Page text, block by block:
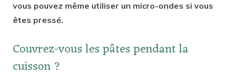
vous pouvez même utiliser un micro-ondes si vous
êtes pressé.
Couvrez-vous les pâtes pendant la
cuisson ?